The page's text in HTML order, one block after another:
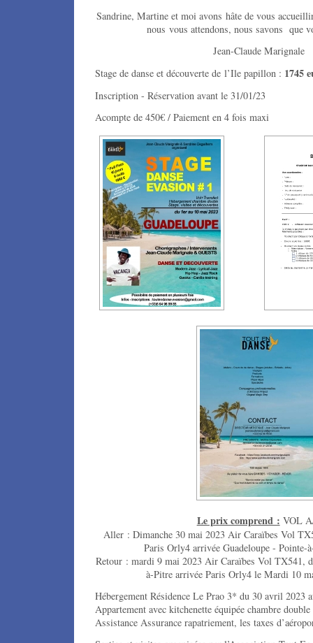
Sandrine, Martine et moi avons hâte de vous
nous vous attendons, nous savons que
Jean-Claude Marignale
Stage de danse et découverte de l’Ile papillon : 1745
Inscription - Réservation avant le 31/01/23
Acompte de 450€ / Paiement en 4 fois maxi
Le prix comprend : VOL
Aller : Dimanche 30 mai 2023 Air Caraïbes Vol
Paris Orly4 arrivée Guadeloupe - Pointe-
Retour : mardi 9 mai 2023 Air Caraïbes Vol TX541,
à-Pitre arrivée Paris Orly4 le Mardi 10
Hébergement Résidence Le Prao 3* du 30 avril 2023
Appartement avec kitchenette équipée chambre double
Assistance Assurance rapatriement, les taxes